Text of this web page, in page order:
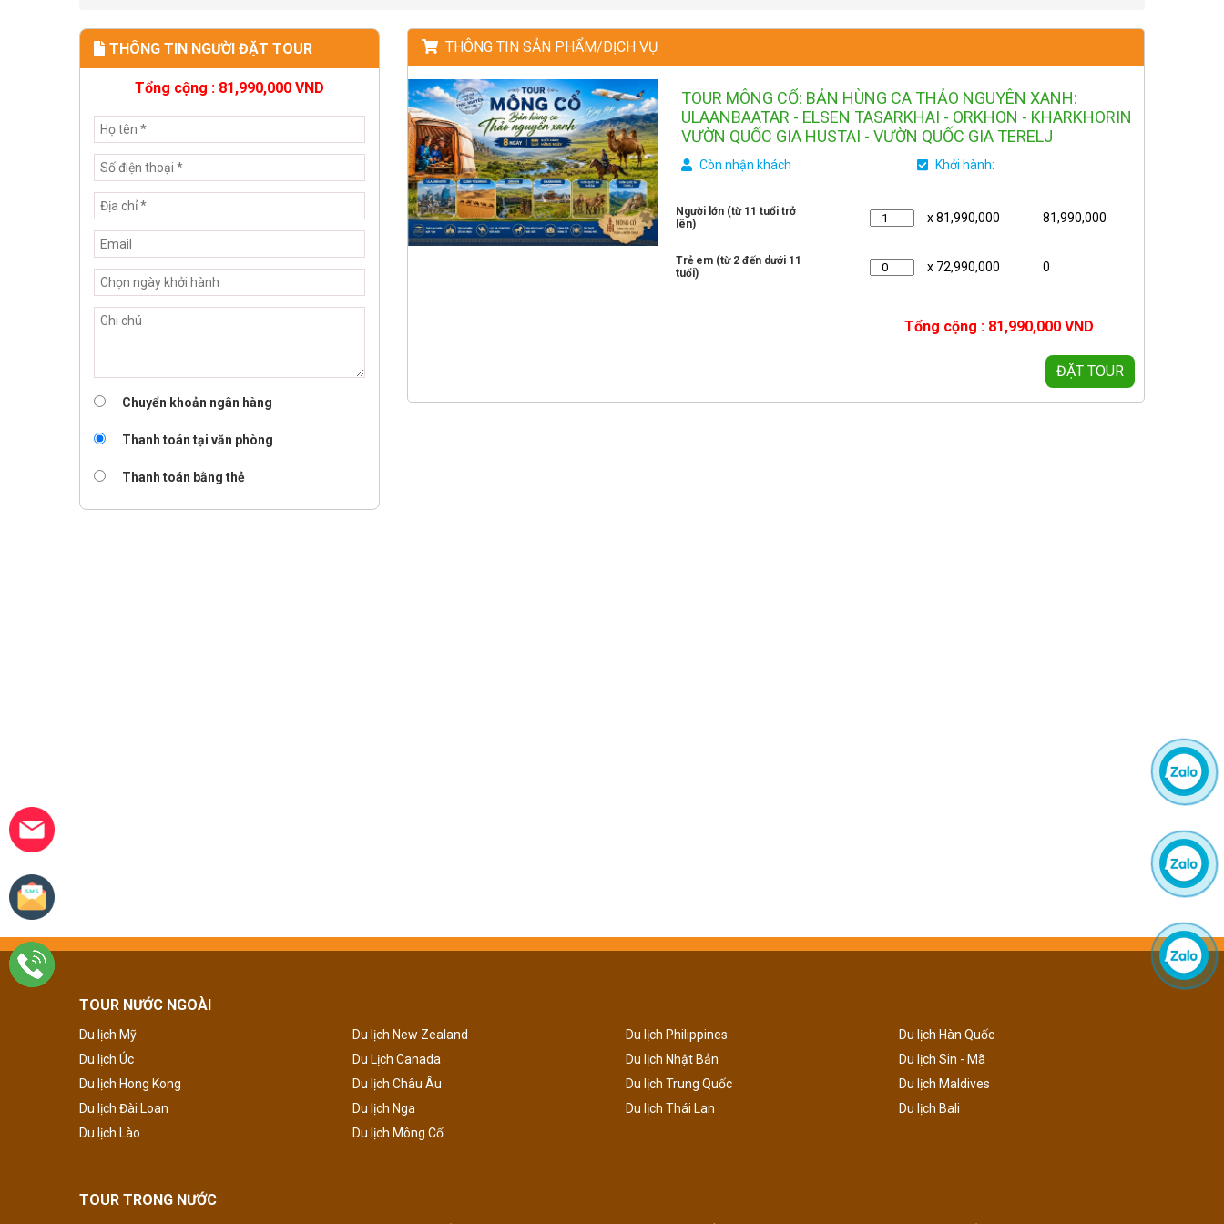
THÔNG TIN NGƯỜI ĐẶT TOUR
Tổng cộng : 81,990,000 VND
Chuyển khoản ngân hàng
Thanh toán tại văn phòng
Thanh toán bằng thẻ
THÔNG TIN SẢN PHẨM/DỊCH VỤ
TOUR MÔNG CỔ: BẢN HÙNG CA THẢO NGUYÊN XANH:
ULAANBAATAR - ELSEN TASARKHAI - ORKHON - KHARKHORIN
VƯỜN QUỐC GIA HUSTAI - VƯỜN QUỐC GIA TERELJ
Còn nhận khách Khởi hành:
Người lớn (từ 11 tuổi trở
lên)
x 81,990,000 81,990,000
Trẻ em (từ 2 đến dưới 11
tuổi)
x 72,990,000 0
Tổng cộng : 81,990,000VND
ĐẶT TOUR
TOUR NƯỚC NGOÀI
Du lịch Mỹ Du lịch New Zealand Du lịch Philippines
Du lịch Hàn Quốc
Du lịch Úc
Du Lịch Canada Du lịch Nhật Bản
Du lịch Sin - Mã
Du lịch Hong Kong
Du lịch Châu Âu Du lịch Trung Quốc
Du lịch Maldives
Du lịch Đài Loan
Du lịch Nga Du lịch Thái Lan
Du lịch Bali
Du lịch Lào
Du lịch Mông Cổ
TOUR TRONG NƯỚC